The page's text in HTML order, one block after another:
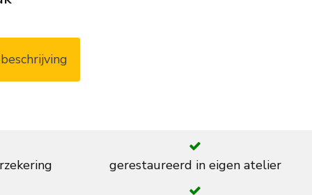
gerestaureerd in eigen atelier